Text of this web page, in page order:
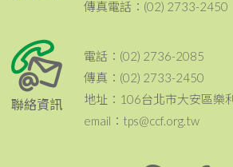
傳真電話：(02) 2733-2450
聯絡資訊
電話：(02) 2736-2085
傳真：(02) 2733-2450
地址：106台北市大安區樂
email：tps@ccf.org.tw